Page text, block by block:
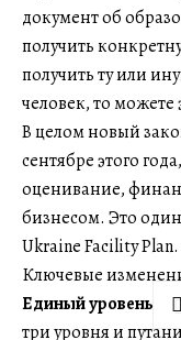
документ об
получить
получить ту или
человек, то можете
В целом новый
сентябре этого
оценивание,
бизнесом. Это
Ukraine Facility Plan.
Ключевые
Единый уровень и
три уровня и